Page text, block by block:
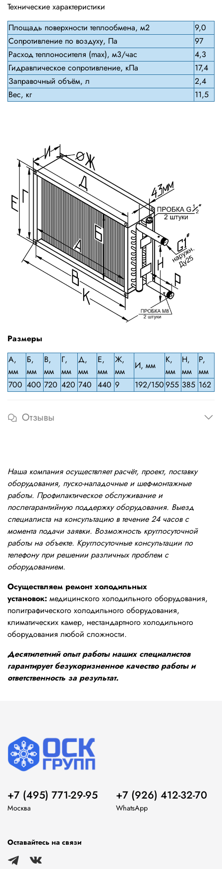
Технические характеристики
Площадь поверхности теплообмена, м2
9,0
Сопротивление по воздуху, Па
97
Расход теплоносителя (max), м3/час
4,3
Гидравлическое сопротивление, кПа
17,4
Заправочный объём, л
2,4
Вес, кг
11,5
Размеры
А,
мм
Б,
мм
В,
мм
Г,
мм
Д,
мм
Е,
мм
Ж,
мм
И, мм
К,
мм
H,
мм
P,
мм
700 400 720 420 740 440 9 192/150955 385 162
Отзывы
Наша компания осуществляет расчёт, проект, поставку
оборудования, пуско-наладочные и шеф-монтажные
работы. Профилактическое обслуживание и
послегарантийную поддержку оборудования. Выезд
специалиста на консультацию в течение 24 часов с
момента подачи заявки. Возможность круглосуточной
работы на объекте. Круглосуточные консультации по
телефону при решении различных проблем с
оборудованием.
Осуществляем ремонт холодильных
установок: медицинского холодильного оборудования,
полиграфического холодильного оборудования,
климатических камер, нестандартного холодильного
оборудования любой сложности.
Десятилетний опыт работы наших специалистов
гарантирует безукоризненное качество работы и
ответственность за результат.
+7 (495) 771-29-95
Москва
+7 (926) 412-32-70
WhatsApp
Оставайтесь на связи